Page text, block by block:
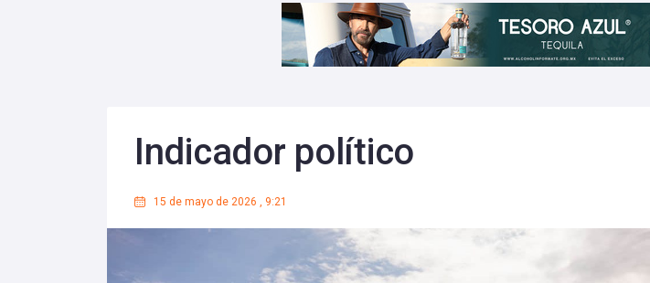
Indicador político
15 de mayo de 2026 , 9:21